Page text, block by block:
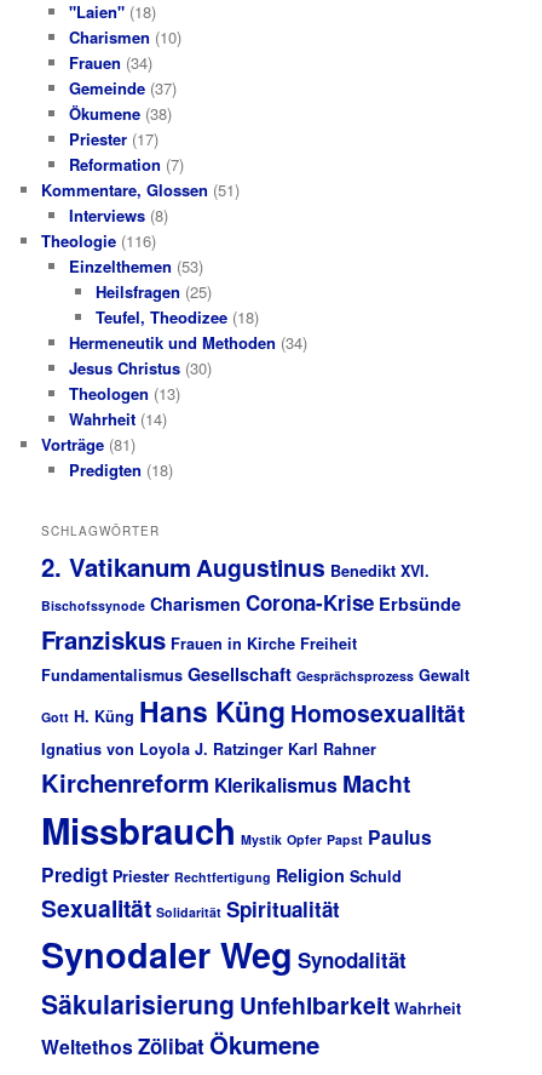
"Laien"(18)
Charismen (10)
Frauen (34)
Gemeinde(37)
Ökumene(38)
Priester(17)
Reformation (7)
Kommentare, Glossen (51)
Interviews(8)
Theologie (116)
Einzelthemen (53)
Heilsfragen (25)
Teufel, Theodizee (18)
Hermeneutik und Methoden (34)
Jesus Christus(30)
Theologen (13)
Wahrheit(14)
Vorträge (81)
Predigten (18)
SCHLAGWÖRTER
2. VatikanumAugustinus Benedikt XVI.
Bischofssynode Charismen Corona-Krise Erbsünde
Franziskus Frauen in Kirche Freiheit
Fundamentalismus Gesellschaft Gesprächsprozess Gewalt
Gott H. Küng Hans Küng Homosexualität
Ignatius von Loyola J. Ratzinger Karl Rahner
Kirchenreform Klerikalismus Macht
Missbrauch Mystik Opfer Papst Paulus
Predigt Priester Rechtfertigung Religion Schuld
Sexualität Solidarität Spiritualität
Synodaler Weg Synodalität
Säkularisierung Unfehlbarkeit Wahrheit
WeltethosZölibatÖkumene